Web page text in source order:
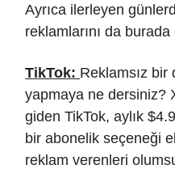
Ayrıca ilerleyen
reklamlarını da burada
TikTok: Reklamsız
yapmaya ne dersiniz?
giden TikTok, aylık
bir abonelik seçeneği
reklam verenleri